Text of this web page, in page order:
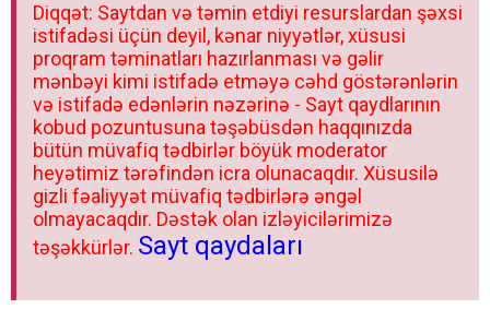
Diqqət: Saytdan və təmin etdiyi resurslardan şəxsi
istifadəsi üçün deyil, kənar niyyətlər, xüsusi
proqram təminatları hazırlanması və gəlir
mənbəyi kimi istifadə etməyə cəhd göstərənlərin
və istifadə edənlərin nəzərinə - Sayt qaydlarının
kobud pozuntusuna təşəbüsdən haqqınızda
bütün müvafiq tədbirlər böyük moderator
heyətimiz tərəfindən icra olunacaqdır. Xüsusilə
gizli fəaliyyət müvafiq tədbirlərə əngəl
olmayacaqdır. Dəstək olan izləyicilərimizə
təşəkkürlər. Sayt qaydaları